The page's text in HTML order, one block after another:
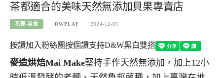
茶都適合的美味天然無添加貝果專賣店
花蓮-美食 DWPLAY 2024-12-05
按讚加入粉絲團按個讚支持D&W黑白雙搭
麥造烘焙Mai Make堅持手作天然無添加，加上12小